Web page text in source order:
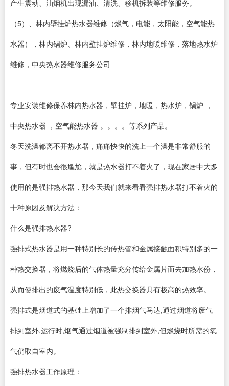
产生震动、油烟机出现漏油、清洗、移机拆装等维修服务。
（5）、林内壁挂炉热水器维修（燃气，电能，太阳能，空气能热
水器），林内锅炉、林内壁挂炉维修，林内地暖维修，落地热水炉
维修，中央热水器维修服务公司
专业安装维修保养林内热水器，壁挂炉，地暖，热水炉，锅炉 ，
中央热水器 ，空气能热水器 。。。。等系列产品。
冬天洗澡都离不开热水器，痛痛快快的洗上一个澡是非常舒服的
事，但有时也会很尴尬，就是热水器打不着火了，现在家居中大多
使用的是强排热水器，那今天我们就来看看强排热水器打不着火的
十种原因及解决方法：
什么是强排热水器?
强排式热水器是用一种特别长的传热管和金属接触面积特别多的一
种热交换器，将燃烧后的气体热量充分传给金属片而去加热水份，
从而使排出的废气温度特别低，此热交换器具有极高的热效率。
强排式是烟道式的基础上增加了一个排烟气马达,通过烟道将废气
排到室外,运行时,烟气通过烟道被强制排到室外,但燃烧时所需的氧
气仍取自室内。
强排热水器工作原理：